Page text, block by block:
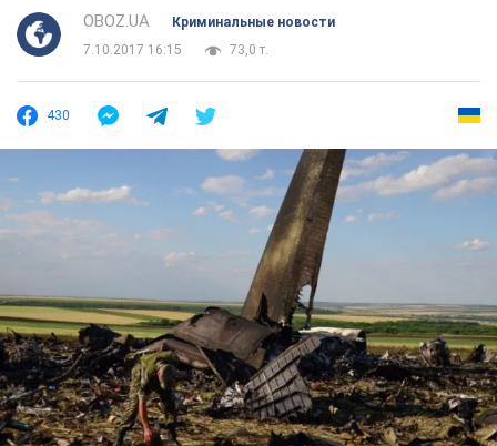
OBOZ.UA
Криминальные новости
7.10.2017 16:15
73,0 т.
430